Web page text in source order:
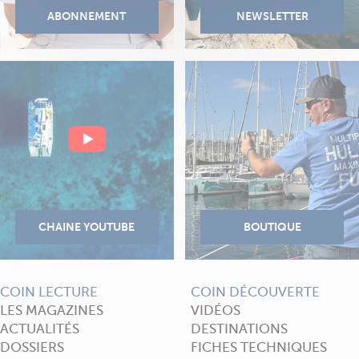
COIN LECTURE
LES MAGAZINES
ACTUALITÉS
DOSSIERS
COIN DÉCOUVERTE
VIDÉOS
DESTINATIONS
FICHES TECHNIQUES